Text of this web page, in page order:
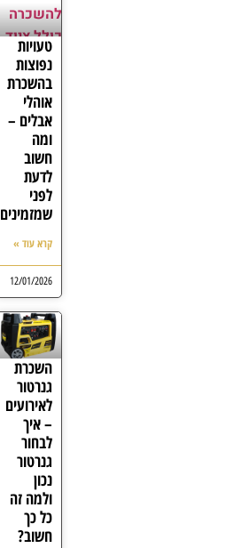
טעויות
נפוצות
בהשכרת
אוהלי
אבלים –
ומה
חשוב
לדעת
לפני
שמזמינים
קרא עוד »
12/01/2026
השכרת
גנרטור
לאירועים
– איך
לבחור
גנרטור
נכון
ולמה זה
כל כך
חשוב?